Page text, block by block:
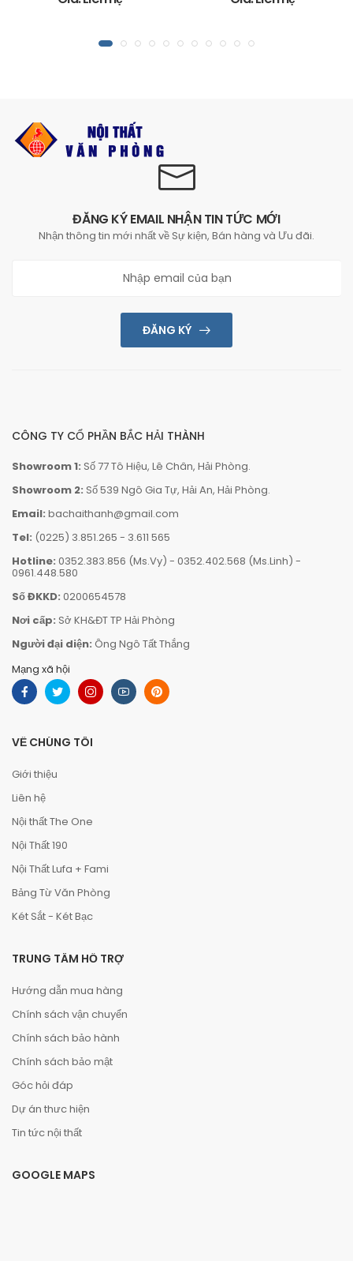
ĐĂNG KÝ EMAIL NHẬN TIN TỨC MỚI
Nhận thông tin mới nhất về Sự kiện, Bán hàng và Ưu đãi.
ĐĂNG KÝ
CÔNG TY CỔ PHẦN BẮC HẢI THÀNH
Showroom 1: Số 77 Tô Hiệu, Lê Chân, Hải Phòng.
Showroom 2: Số 539 Ngô Gia Tự, Hải An, Hải Phòng.
Email: bachaithanh@gmail.com
Tel: (0225) 3.851.265 - 3.611 565
Hotline: 0352.383.856 (Ms.Vy) - 0352.402.568 (Ms.Linh) -
0961.448.580
Số ĐKKD: 0200654578
Nơi cấp: Sở KH&ĐT TP Hải Phòng
Người đại diện: Ông Ngô Tất Thắng
Mạng xã hội
VỀ CHÚNG TÔI
Giới thiệu
Liên hệ
Nội thất The One
Nội Thất 190
Nội Thất Lufa + Fami
Bảng Từ Văn Phòng
Két Sắt - Két Bạc
TRUNG TÂM HỖ TRỢ
Hướng dẫn mua hàng
Chính sách vận chuyển
Chính sách bảo hành
Chính sách bảo mật
Góc hỏi đáp
Dự án thưc hiện
Tin tức nội thất
GOOGLE MAPS